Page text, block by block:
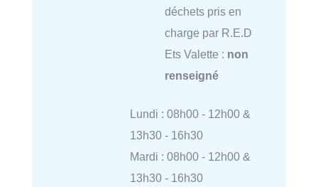
déchets pris en
charge par R.E.D
Ets Valette : non
renseigné
Lundi : 08h00 - 12h00 &
13h30 - 16h30
Mardi : 08h00 - 12h00 &
13h30 - 16h30